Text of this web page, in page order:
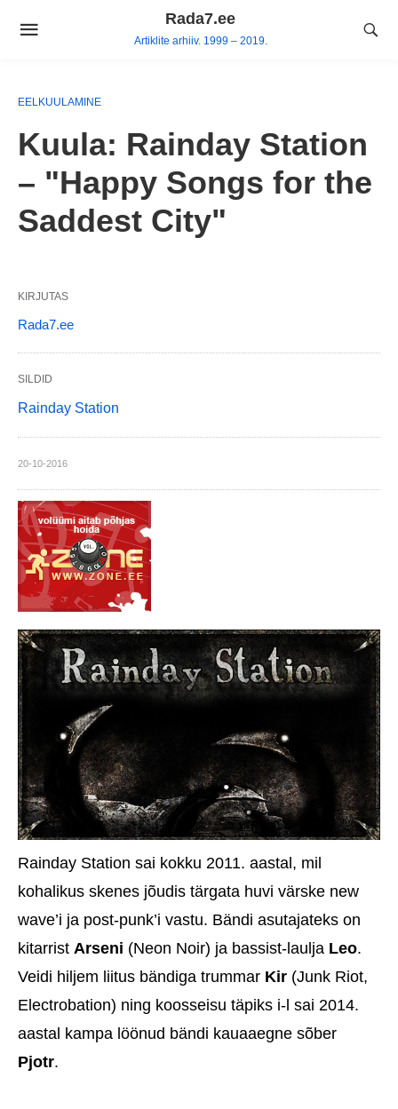
Rada7.ee
Artiklite arhiiv. 1999 – 2019.
EELKUULAMINE
Kuula: Rainday Station
– "Happy Songs for the
Saddest City"
KIRJUTAS
Rada7.ee
SILDID
Rainday Station
20-10-2016
Rainday Station sai kokku 2011. aastal, mil
kohalikus skenes jõudis tärgata huvi värske new
wave’i ja post-punk’i vastu. Bändi asutajateks on
kitarrist Arseni (Neon Noir) ja bassist-laulja Leo.
Veidi hiljem liitus bändiga trummar Kir (Junk Riot,
Electrobation) ning koosseisu täpiks i-l sai 2014.
aastal kampa löönud bändi kauaaegne sõber
Pjotr.